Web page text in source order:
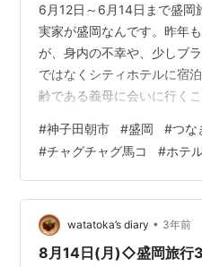
6月12日～6月14日まで盛岡
実家が盛岡なんです。昨年
が、身内の不幸や、少しブ
ではなくシティホテルに宿
齢である義母に会いに行く
とで30日前に予約して、30
い新幹線「やまびこ」で片
と高すぎて困ります。 ホテ
泉」、中日は盛岡駅周辺の
で、チャグチャグ馬コの祭
テルは少し割高になってい
#神子田朝市 #盛岡 #つな
#チャグチャグ馬コ #ホテ
watatoka’s diary • 3年前
8月14日(月)◇盛岡旅行